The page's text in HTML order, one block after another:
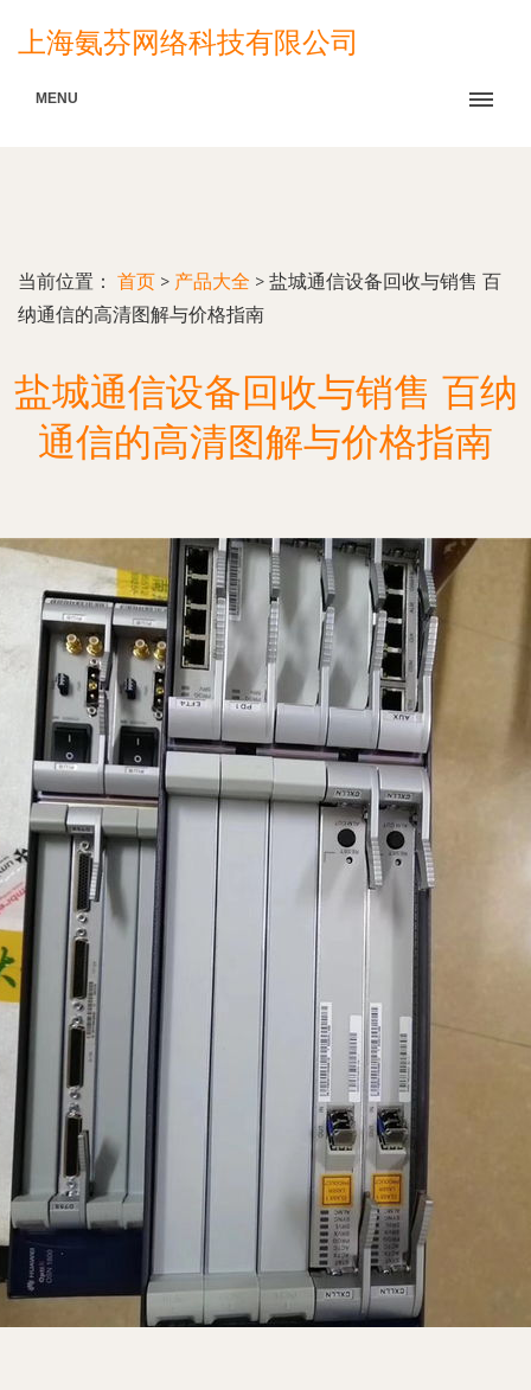
上海氨芬网络科技有限公司
MENU
当前位置： 首页 > 产品大全 > 盐城通信设备回收与销售 百
纳通信的高清图解与价格指南
盐城通信设备回收与销售 百纳
通信的高清图解与价格指南